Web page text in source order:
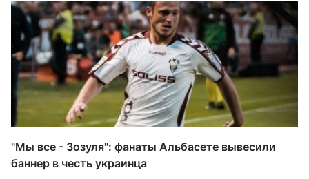
"Мы все - Зозуля": фанаты Альбасете вывесили
баннер в честь украинца